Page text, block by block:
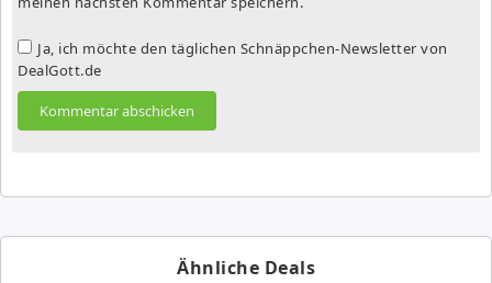
Ja, ich möchte den täglichen Schnäppchen-Newsletter von
DealGott.de
Ähnliche Deals